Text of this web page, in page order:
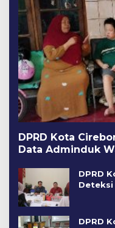
DPRD Kota
Data Adminduk
DPRD
Deteksi
DPRD